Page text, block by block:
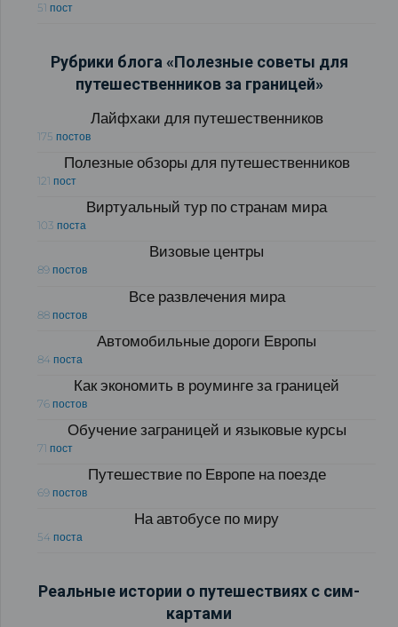
51 пост
Рубрики блога «Полезные советы для
путешественников за границей»
Лайфхаки для путешественников
175 постов
Полезные обзоры для путешественников
121 пост
Виртуальный тур по странам мира
103 поста
Визовые центры
89 постов
Все развлечения мира
88 постов
Автомобильные дороги Европы
84 поста
Как экономить в роуминге за границей
76 постов
Обучение заграницей и языковые курсы
71 пост
Путешествие по Европе на поезде
69 постов
На автобусе по миру
54 поста
Реальные истории о путешествиях с сим-
картами